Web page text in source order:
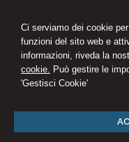
Ci serviamo dei cookie
funzioni del sito web e
informazioni, riveda la
cookie. Può gestire le
'Gestisci Cookie'